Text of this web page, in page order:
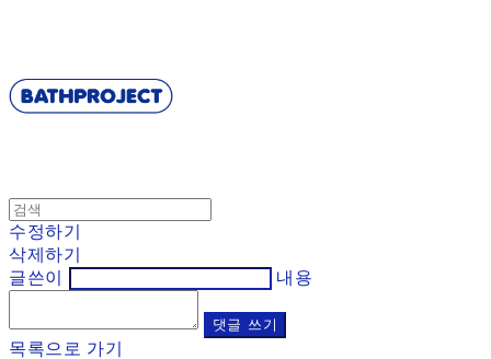
수정하기
삭제하기
글쓴이
내용
댓글 쓰기
목록으로 가기